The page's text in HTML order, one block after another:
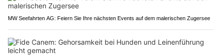
MW Seefahrten AG: Feiern Sie Ihre nächsten Events auf dem malerischen Zugersee